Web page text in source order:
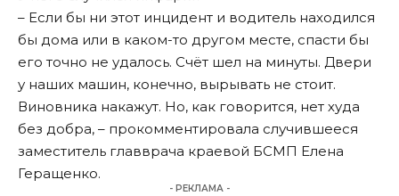
– Если бы ни этот инцидент и водитель находился
бы дома или в каком-то другом месте, спасти бы
его точно не удалось. Счёт шел на минуты. Двери
у наших машин, конечно, вырывать не стоит.
Виновника накажут. Но, как говорится, нет худа
без добра, – прокомментировала случившееся
заместитель главврача краевой БСМП Елена
Геращенко.
- РЕКЛАМА -